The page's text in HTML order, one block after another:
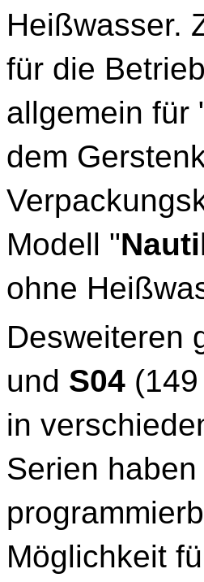
Heißwasser.
für die
allgemein für
dem
Modell "
ohne
Desweiteren
und S04
in
Serien
Möglichkeit